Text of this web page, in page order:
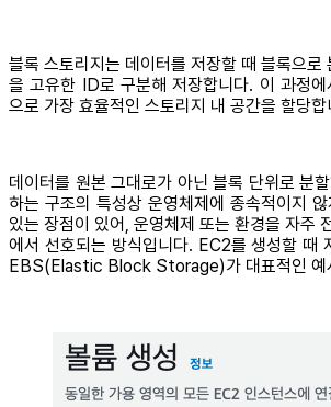
블록 스토리지는 데이터를 저장할 때 블록으로
을 고유한 ID로 구분해 저장합니다. 이 과정
으로 가장 효율적인 스토리지 내 공간을 할당합
데이터를 원본 그대로가 아닌 블록 단위로 분
하는 구조의 특성상 운영체제에 종속적이지
있는 장점이 있어, 운영체제 또는 환경을 자주
에서 선호되는 방식입니다. EC2를 생성할 때
EBS(Elastic Block Storage)가 대표적인 예